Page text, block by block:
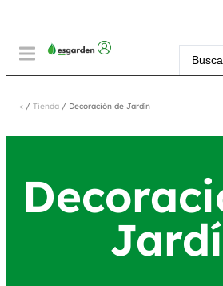
< / Tienda / Decoración de Jardín